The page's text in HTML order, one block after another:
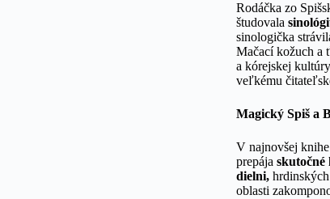
Rodáčka zo
študovala
sinologička
Mačací kožuch a
a kórejskej
veľkému
Magický Spiš a
V najnovšej
prepája skutočné
dielni,
oblasti